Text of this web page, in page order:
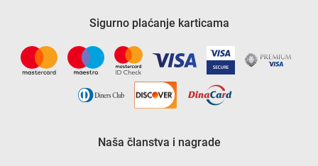
Sigurno plaćanje karticama
Naša članstva i nagrade